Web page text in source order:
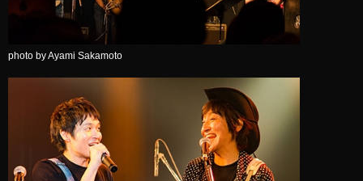
photo by Ayami Sakamoto